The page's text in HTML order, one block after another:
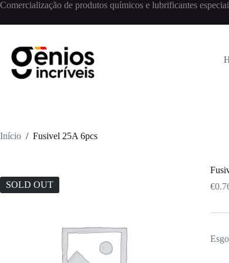
Comercialização de produtos químicos e lubrificantes
Início / Fusivel 25A 6pcs
SOLD OUT
€